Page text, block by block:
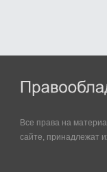
Все права на
сайте, принадлежат